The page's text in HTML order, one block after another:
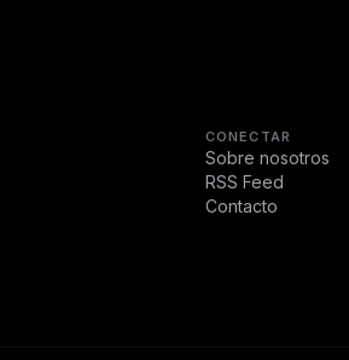
CONECTAR
Sobre nosotros
RSS Feed
Contacto